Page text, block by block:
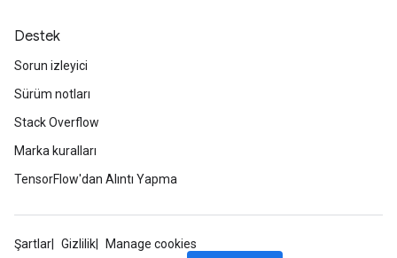
Destek
Sorun izleyici
Sürüm notları
Stack Overflow
Marka kuralları
TensorFlow'dan Alıntı Yapma
Şartlar Gizlilik
Manage cookies